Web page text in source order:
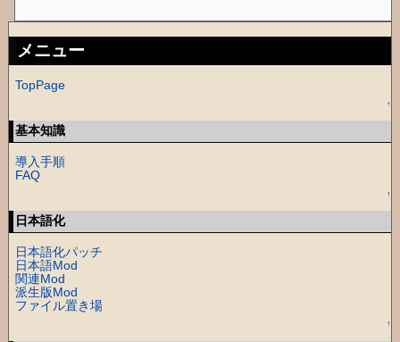
メニュー
TopPage
↑
基本知識
導入手順
FAQ
↑
日本語化
日本語化パッチ
日本語Mod
関連Mod
派生版Mod
ファイル置き場
↑